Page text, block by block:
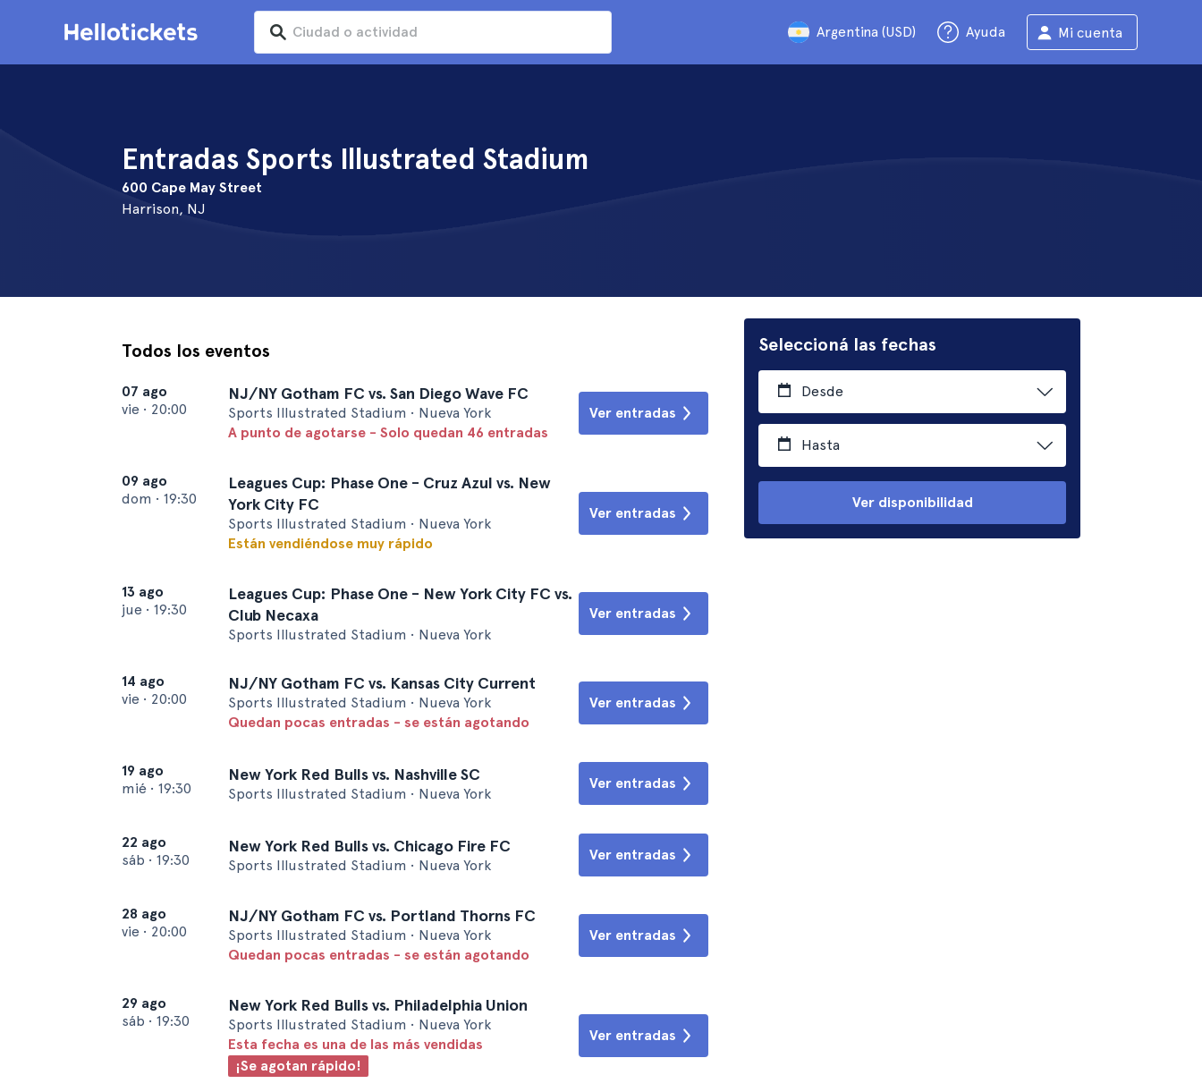
Argentina (USD) Ayuda Mi cuenta
Entradas Sports Illustrated Stadium
600 Cape May Street
Harrison, NJ
Seleccioná las fechas
Desde
Hasta
Ver disponibilidad
Todos los eventos
07 ago
vie • 20:00
NJ/NY Gotham FC vs. San Diego Wave FC
Sports Illustrated Stadium • Nueva York
A punto de agotarse - Solo quedan 46 entradas
Ver entradas
09 ago
dom • 19:30
Leagues Cup: Phase One - Cruz Azul vs. New
York City FC
Sports Illustrated Stadium • Nueva York
Están vendiéndose muy rápido
Ver entradas
13 ago
jue • 19:30
Leagues Cup: Phase One - New York City FC vs.
Club Necaxa
Sports Illustrated Stadium • Nueva York
Ver entradas
14 ago
vie • 20:00
NJ/NY Gotham FC vs. Kansas City Current
Sports Illustrated Stadium • Nueva York
Quedan pocas entradas - se están agotando
Ver entradas
19 ago
mié • 19:30
New York Red Bulls vs. Nashville SC
Sports Illustrated Stadium • Nueva York
Ver entradas
22 ago
sáb • 19:30
New York Red Bulls vs. Chicago Fire FC
Sports Illustrated Stadium • Nueva York
Ver entradas
28 ago
vie • 20:00
NJ/NY Gotham FC vs. Portland Thorns FC
Sports Illustrated Stadium • Nueva York
Quedan pocas entradas - se están agotando
Ver entradas
29 ago
sáb • 19:30
New York Red Bulls vs. Philadelphia Union
Sports Illustrated Stadium • Nueva York
Esta fecha es una de las más vendidas
¡Se agotan rápido!
Ver entradas